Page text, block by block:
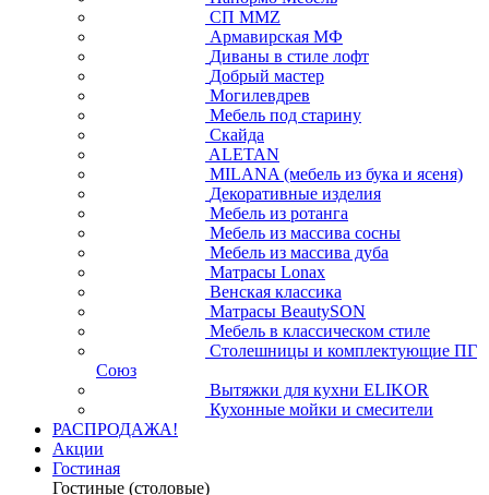
СП ММZ
Армавирская МФ
Диваны в стиле лофт
Добрый мастер
Могилевдрев
Мебель под старину
Скайда
ALETAN
MILANA (мебель из бука и ясеня)
Декоративные изделия
Мебель из ротанга
Мебель из массива сосны
Мебель из массива дуба
Матрасы Lonax
Венская классика
Матрасы BeautySON
Мебель в классическом стиле
Столешницы и комплектующие ПГ
Союз
Вытяжки для кухни ELIKOR
Кухонные мойки и смесители
РАСПРОДАЖА!
Акции
Гостиная
Гостиные (столовые)